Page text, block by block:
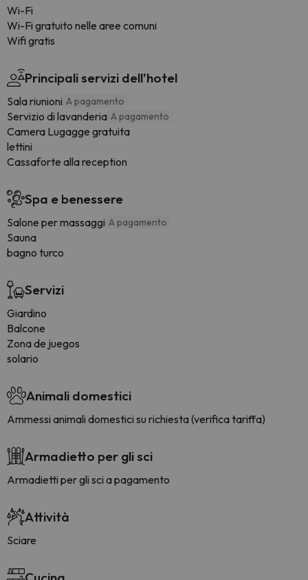
Wi-Fi
Wi-Fi gratuito nelle aree comuni
Wifi gratis
Principali servizi dell'hotel
Sala riunioni A pagamento
Servizio di lavanderia A pagamento
Camera Lugagge gratuita
lettini
Cassaforte alla reception
Spa e benessere
Salone per massaggi A pagamento
Sauna
bagno turco
Servizi
Giardino
Balcone
Zona de juegos
solario
Animali domestici
Ammessi animali domestici su richiesta (verifica tariffa)
Armadietto per gli sci
Armadietti per gli sci a pagamento
Attività
Sciare